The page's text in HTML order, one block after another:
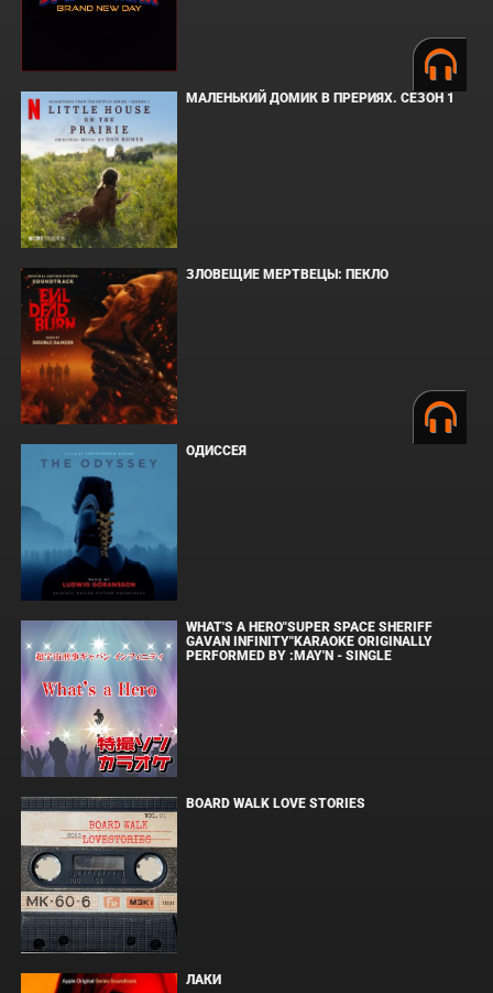
МАЛЕНЬКИЙ ДОМИК В ПРЕРИЯХ. СЕЗОН 1
ЗЛОВЕЩИЕ МЕРТВЕЦЫ: ПЕКЛО
ОДИССЕЯ
WHAT'S A HERO"SUPER SPACE SHERIFF
GAVAN INFINITY"KARAOKE ORIGINALLY
PERFORMED BY :MAY'N - SINGLE
BOARD WALK LOVE STORIES
ЛАКИ